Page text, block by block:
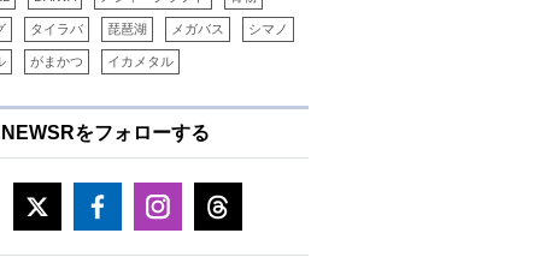
タイラバ 琵琶湖 メガバス シマノ
がまかつ イカメタル
をフォローする